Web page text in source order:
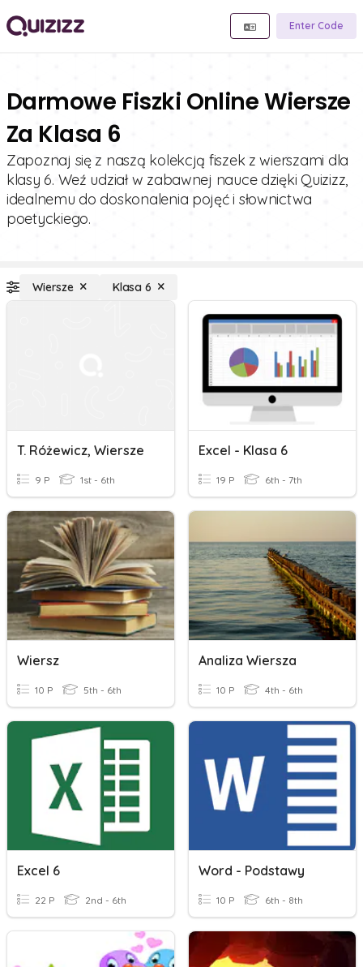
Enter Code
Darmowe Fiszki Online Wiersze
Za Klasa 6
Zapoznaj się z naszą kolekcją fiszek z wierszami dla
klasy 6. Weź udział w zabawnej nauce dzięki Quizizz,
idealnemu do doskonalenia pojęć i słownictwa
poetyckiego.
Wiersze Klasa 6
T. Różewicz, Wiersze
9 P 1st - 6th
Excel - Klasa 6
19 P 6th - 7th
Wiersz
10 P 5th - 6th
Analiza Wiersza
10 P 4th - 6th
Excel 6
22 P 2nd - 6th
Word - Podstawy
10 P 6th - 8th